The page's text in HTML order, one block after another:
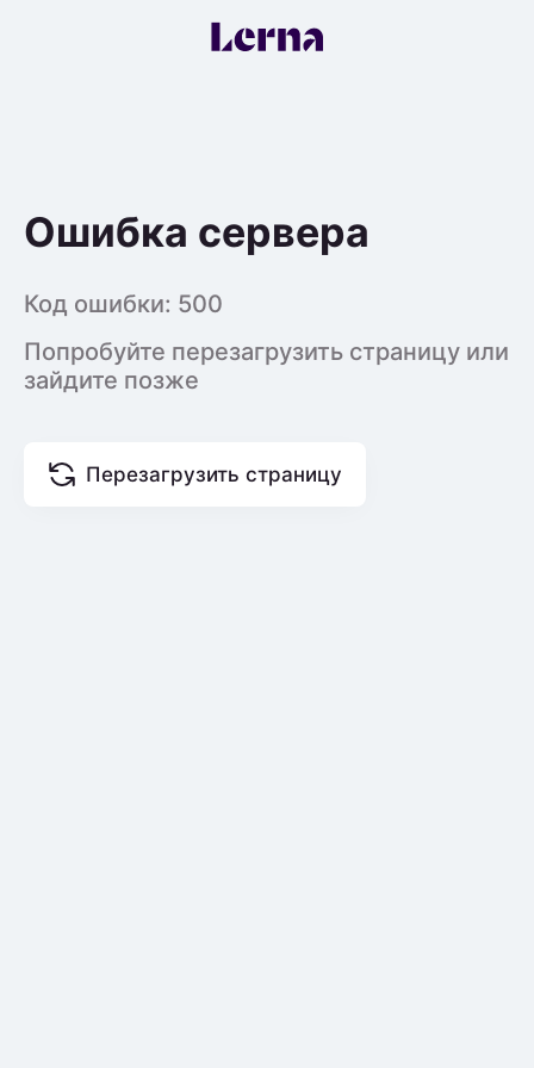
Ошибка сервера
Код ошибки: 500
Попробуйте перезагрузить страницу или
зайдите позже
Перезагрузить страницу